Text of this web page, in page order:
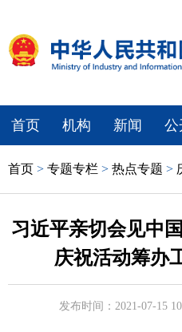
首页 机构 新闻 公
首页 > 专题专栏 > 热点专题 >
习近平亲切会见中
庆祝活动筹办
发布时间：2021-07-15